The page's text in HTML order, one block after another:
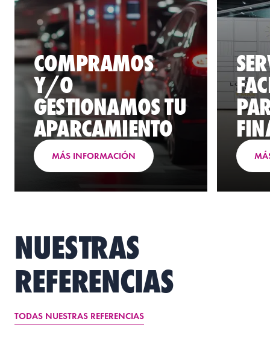
COMPRAMOS
Y/O
GESTIONAMOS TU
APARCAMIENTO
MÁS INFORMACIÓN
NUESTRAS
REFERENCIAS
TODAS NUESTRAS REFERENCIAS